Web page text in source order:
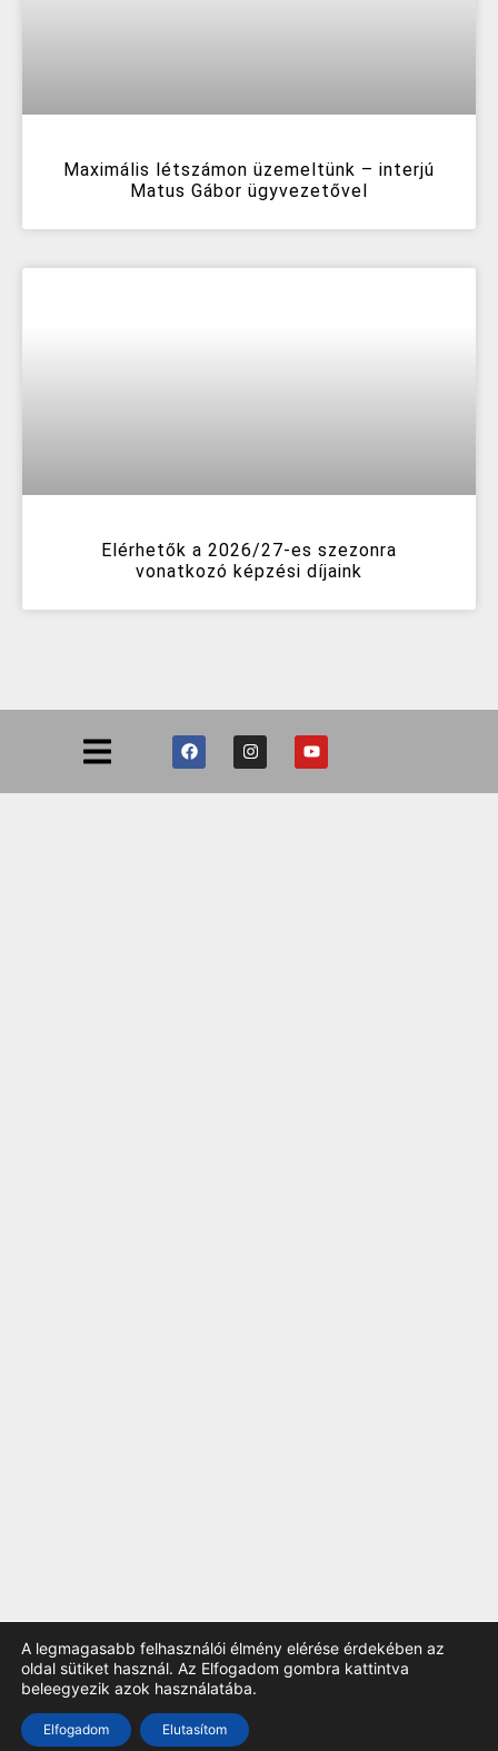
Maximális létszámon üzemeltünk – interjú
Matus Gábor ügyvezetővel
Elérhetők a 2026/27-es szezonra
vonatkozó képzési díjaink
A legmagasabb felhasználói élmény elérése érdekében az
oldal sütiket használ. Az Elfogadom gombra kattintva
beleegyezik azok használatába.
Elfogadom Elutasítom